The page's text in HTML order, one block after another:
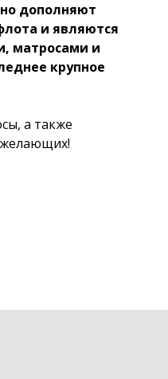
дополняют
и являются
матросами и
крупное
а также
желающих!